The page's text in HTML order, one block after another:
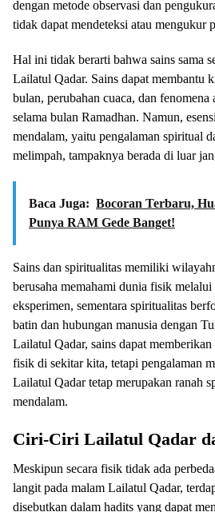
dengan metode observasi dan
tidak dapat mendeteksi atau mengukur
Hal ini tidak berarti bahwa sains sama
Lailatul Qadar. Sains dapat membantu
bulan, perubahan cuaca, dan
selama bulan Ramadhan. Namun,
mendalam, yaitu pengalaman spiritual
melimpah, tampaknya berada di luar
Baca Juga: Bocoran Terbaru,
Punya RAM Gede Banget!
Sains dan spiritualitas memiliki
berusaha memahami dunia fisik melalui
eksperimen, sementara spiritualitas
batin dan hubungan manusia dengan
Lailatul Qadar, sains dapat
fisik di sekitar kita, tetapi pengalaman
Lailatul Qadar tetap merupakan ranah
mendalam.
Ciri-Ciri Lailatul Qadar
Meskipun secara fisik tidak ada
langit pada malam Lailatul Qadar,
disebutkan dalam hadits yang dapat